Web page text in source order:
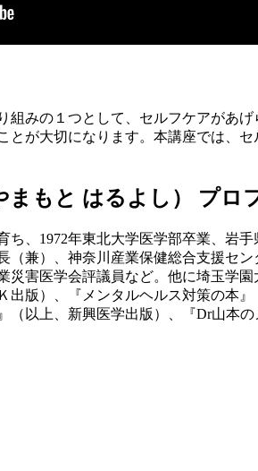
組みの１つとして、セルフケアがあ
とが大切になります。本講座では、
もと はるよし） プロ
ち、1972年東北大学医学部卒業、岩
（兼）、神奈川産業保健総合支援セ
災害医学会評議員など。他に埼玉学
出版）、『メンタルヘルス対策の本
（以上、新興医学出版）、『Dr山本